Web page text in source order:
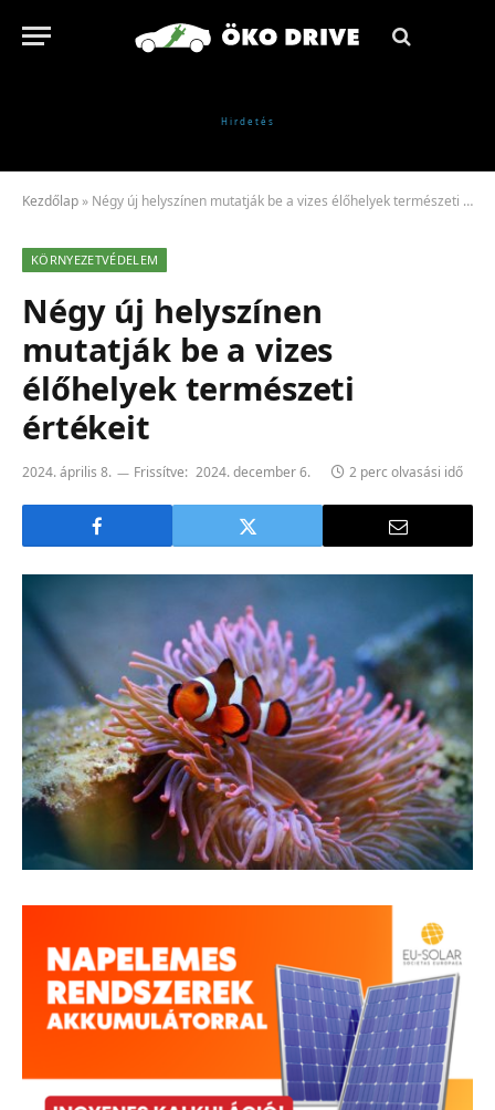
Kezdőlap » Négy új helyszínen mutatják be a vizes élőhelyek természeti értékeit
KÖRNYEZETVÉDELEM
Négy új helyszínen
mutatják be a vizes
élőhelyek természeti
értékeit
2024. április 8. Frissítve: 2024. december 6. 2 perc olvasási idő